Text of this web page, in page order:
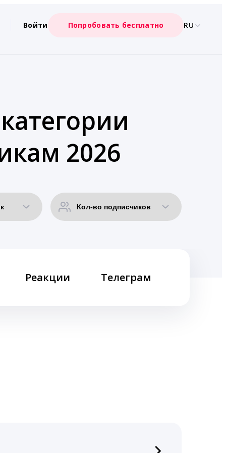
Войти Попробовать бесплатно RU
2026
Реакции Телеграм